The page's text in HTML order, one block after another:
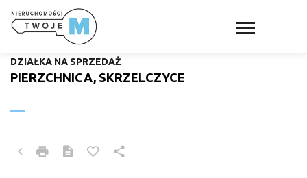
PIERZCHNICA, SKRZELCZYCE
DZIAŁKA NA SPRZEDAŻ